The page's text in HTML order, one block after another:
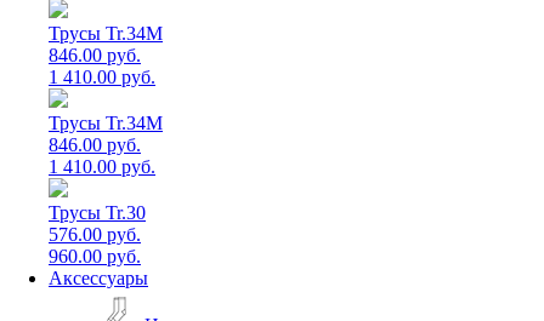
Трусы Tr.34M
846.00 руб.
1 410.00 руб.
Трусы Tr.34M
846.00 руб.
1 410.00 руб.
Трусы Tr.30
576.00 руб.
960.00 руб.
Аксессуары